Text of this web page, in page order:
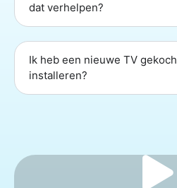
dat verhelpen?
Ik heb een nieuwe TV
installeren?